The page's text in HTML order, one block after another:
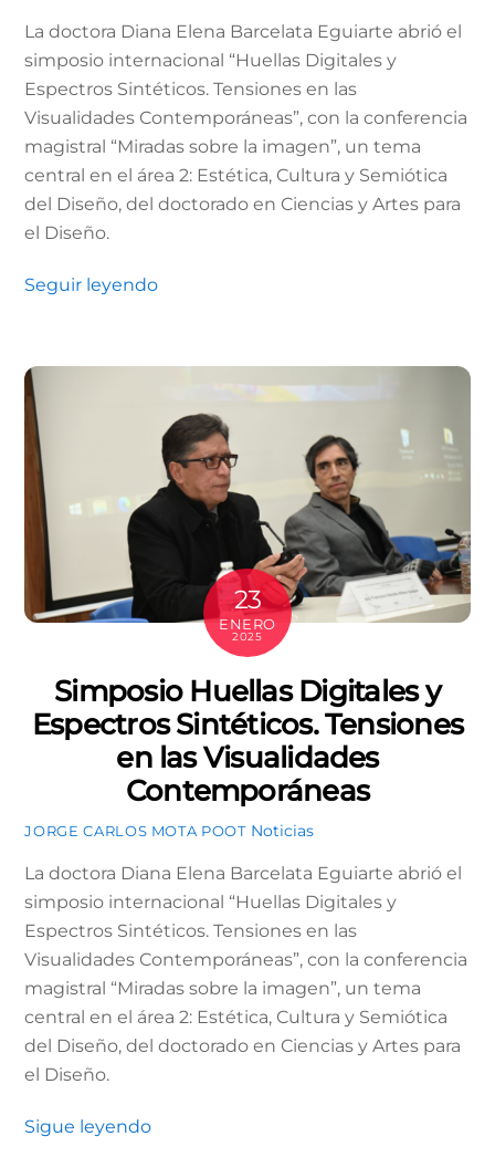
La doctora Diana Elena Barcelata Eguiarte abrió el
simposio internacional “Huellas Digitales y
Espectros Sintéticos. Tensiones en las
Visualidades Contemporáneas”, con la conferencia
magistral “Miradas sobre la imagen”, un tema
central en el área 2: Estética, Cultura y Semiótica
del Diseño, del doctorado en Ciencias y Artes para
el Diseño.
Seguir leyendo
23
ENERO
2025
Simposio Huellas Digitales y
Espectros Sintéticos. Tensiones
en las Visualidades
Contemporáneas
JORGE CARLOS MOTA POOT Noticias
La doctora Diana Elena Barcelata Eguiarte abrió el
simposio internacional “Huellas Digitales y
Espectros Sintéticos. Tensiones en las
Visualidades Contemporáneas”, con la conferencia
magistral “Miradas sobre la imagen”, un tema
central en el área 2: Estética, Cultura y Semiótica
del Diseño, del doctorado en Ciencias y Artes para
el Diseño.
Sigue leyendo